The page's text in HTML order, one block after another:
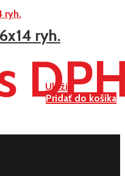
Uložiť
Pridať do košíka
ryh.